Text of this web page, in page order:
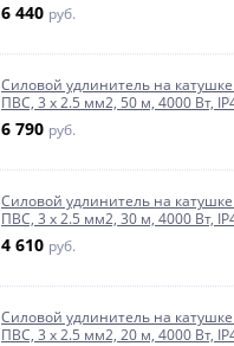
6 440 руб.
Силовой удлинитель на катушке
ПВС, 3 х 2.5 мм2, 50 м, 4000 Вт,
6 790 руб.
Силовой удлинитель на катушке
ПВС, 3 х 2.5 мм2, 30 м, 4000 Вт,
4 610 руб.
Силовой удлинитель на катушке
ПВС, 3 х 2.5 мм2, 20 м, 4000 Вт,